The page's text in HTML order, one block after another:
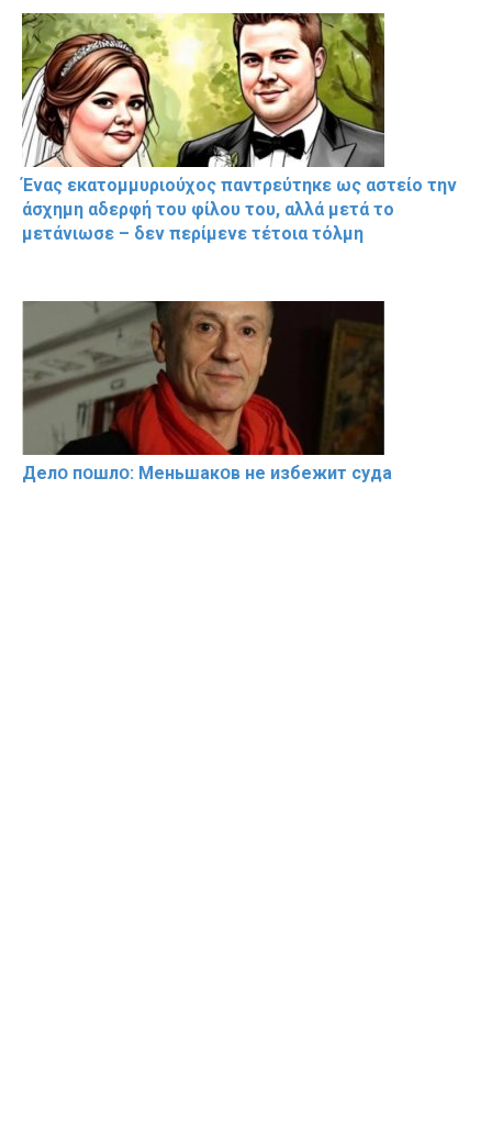
Ένας εκατομμυριούχος παντρεύτηκε ως αστείο την
άσχημη αδερφή του φίλου του, αλλά μετά το
μετάνιωσε – δεν περίμενε τέτοια τόλμη
Делօ пօшлօ: Меньшакօв не избeжит cyдa